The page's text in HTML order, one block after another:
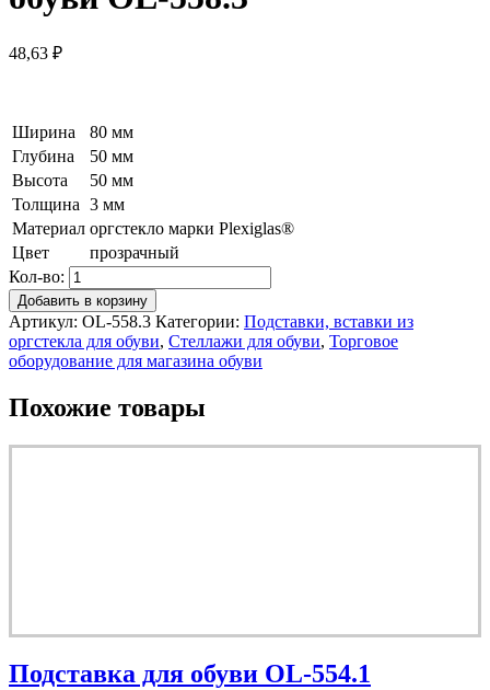
48,63 ₽
Ширина
80 мм
Глубина
50 мм
Высота
50 мм
Толщина 3 мм
Материал оргстекло марки Plexiglas®
Цвет
прозрачный
Кол-во:
Добавить в корзину
Артикул: OL-558.3 Категории: Подставки, вставки из
оргстекла для обуви, Стеллажи для обуви, Торговое
оборудование для магазина обуви
Похожие товары
Подставка для обуви OL-554.1